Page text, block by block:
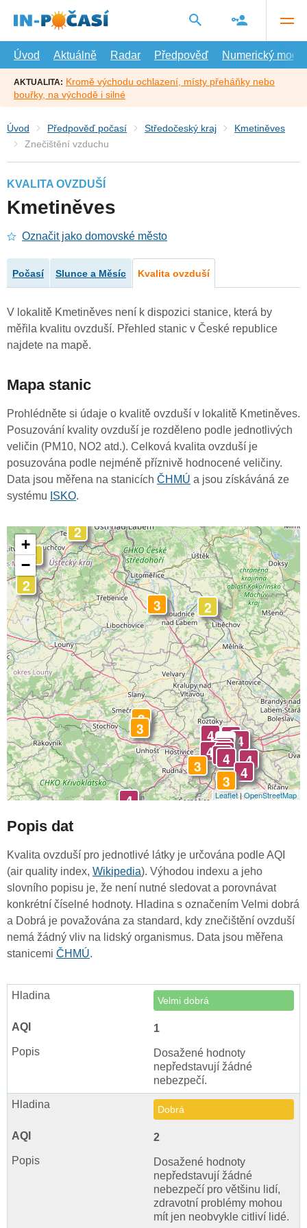
hlavní
Úvod
Aktuálně Radar Předpověď Numerický model
AKTUALITA: Kromě východu ochlazení, místy přeháňky nebo
bouřky, na východě i silné
Úvod Předpověď počasí Středočeský kraj
Kmetiněves
Znečištění vzduchu
KVALITA OVZDUŠÍ
Kmetiněves
Označit jako domovské město
Počasí Slunce a Měsíc Kvalita ovzduší
V lokalitě Kmetiněves není k dispozici stanice, která by
měřila kvalitu ovzduší. Přehled stanic v České republice
najdete na mapě.
Mapa stanic
Prohlédněte si údaje o kvalitě ovzduší v lokalitě Kmetiněves.
Posuzování kvality ovzduší je rozděleno podle jednotlivých
veličin (PM10, NO2 atd.). Celková kvalita ovzduší je
posuzována podle nejméně příznivě hodnocené veličiny.
Data jsou měřena na stanicích ČHMÚ a jsou získáváná ze
systému ISKO.
2
2
4
4
4
-
4
4
3
3 4
4
44 4
4
2
2
3
3
3
4
+
−
Leaflet|OpenStreetMap
Popis dat
Kvalita ovzduší pro jednotlivé látky je určována podle AQI
(air quality index, Wikipedia). Výhodou indexu a jeho
slovního popisu je, že není nutné sledovat a porovnávat
konkrétní číselné hodnoty. Hladina s označením Velmi dobrá
a Dobrá je považována za standard, kdy znečištění ovzduší
nemá žádný vliv na lidský organismus. Data jsou měřena
stanicemi ČHMÚ.
Velmi dobrá
1
Dosažené hodnoty
nepředstavují žádné
nebezpečí.
Dobrá
2
Dosažené hodnoty
nepředstavují žádné
nebezpečí pro většinu lidí,
zdravotní problémy mohou
mít jen neobvykle citliví lidé.